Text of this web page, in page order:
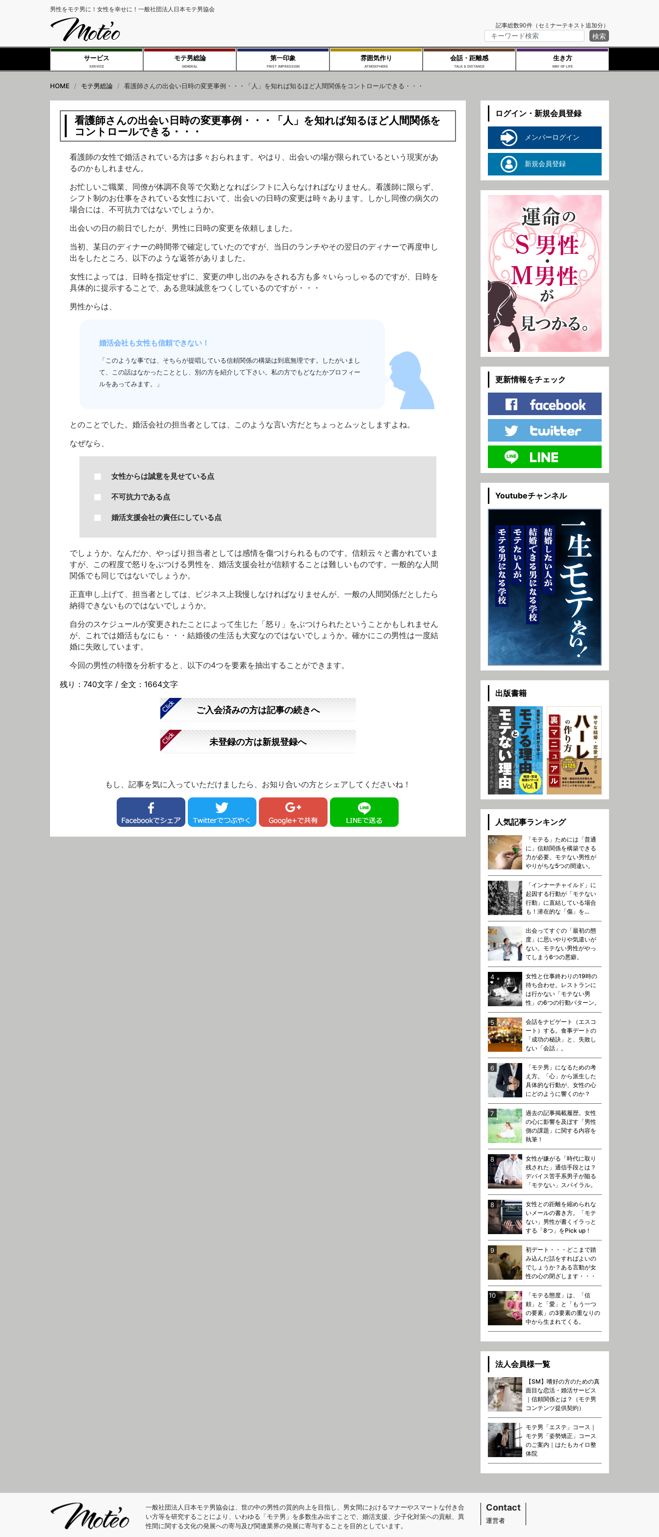
男性をモテ男に！女性を幸せに！一般社団法人日本モテ男協会
記事総数90件（セミナーテキスト追加分）
サービス
SERVICE
モテ男総論
GENERAL
第一印象
FIRST IMPRESSION
雰囲気作り
ATMOSPHERE
会話・距離感
TALK & DISTANCE
生き方
WAY OF LIFE
HOME モテ男総論 看護師さんの出会い日時の変更事例・・・「人」を知れば知るほど人間関係をコントロールできる・・・
看護師さんの出会い日時の変更事例・・・「人」を知れば知るほど人間関係を
コントロールできる・・・
看護師の女性で婚活されている方は多々おられます。やはり、出会いの場が限られているという現実があ
るのかもしれません。
お忙しいご職業、同僚が体調不良等で欠勤となればシフトに入らなければなりません。看護師に限らず、
シフト制のお仕事をされている女性において、出会いの日時の変更は時々あります。しかし同僚の病欠の
場合には、不可抗力ではないでしょうか。
出会いの日の前日でしたが、男性に日時の変更を依頼しました。
当初、某日のディナーの時間帯で確定していたのですが、当日のランチやその翌日のディナーで再度申し
出をしたところ、以下のような返答がありました。
女性によっては、日時を指定せずに、変更の申し出のみをされる方も多々いらっしゃるのですが、日時を
具体的に提示することで、ある意味誠意をつくしているのですが・・・
男性からは、
婚活会社も女性も信頼できない！
「このような事では、そちらが提唱している信頼関係の構築は到底無理です。したがいまし
て、この話はなかったこととし、別の方を紹介して下さい。私の方でもどなたかプロフィー
ルをあってみます。」
とのことでした。婚活会社の担当者としては、このような言い方だとちょっとムッとしますよね。
なぜなら、
女性からは誠意を見せている点
不可抗力である点
婚活支援会社の責任にしている点
でしょうか。なんだか、やっぱり担当者としては感情を傷つけられるものです。信頼云々と書かれていま
すが、この程度で怒りをぶつける男性を、婚活支援会社が信頼することは難しいものです。一般的な人間
関係でも同じではないでしょうか。
正直申し上げて、担当者としては、ビジネス上我慢しなければなりませんが、一般の人間関係だとしたら
納得できないものではないでしょうか。
自分のスケジュールが変更されたことによって生じた「怒り」をぶつけられたということかもしれません
が、これでは婚活もなにも・・・結婚後の生活も大変なのではないでしょうか。確かにこの男性は一度結
婚に失敗しています。
今回の男性の特徴を分析すると、以下の4つを要素を抽出することができます。
残り：740文字 / 全文：1664文字
ご入会済みの方は記事の続きへ
未登録の方は新規登録へ
もし、記事を気に入っていただけましたら、お知り合いの方とシェアしてくださいね！
ログイン・新規会員登録
メンバーログイン
新規会員登録
更新情報をチェック
Youtubeチャンネル
出版書籍
人気記事ランキング
「モテる」ためには「普通
に」信頼関係を構築できる
力が必要。モテない男性が
やりがちな5つの間違い。
「インナーチャイルド」に
起因する行動が「モテない
行動」に直結している場合
も！潜在的な「傷」を…
出会ってすぐの「最初の態
度」に思いやりや気遣いが
ない。モテない男性がやっ
てしまう6つの悪癖。
女性と仕事終わりの19時の
待ち合わせ。レストランに
は行かない「モテない男
性」の6つの行動パターン。
会話をナビゲート（エスコ
ート）する。食事デートの
「成功の秘訣」と、失敗し
ない「会話」。
「モテ男」になるための考
え方。「心」から派生した
具体的な行動が、女性の心
にどのように響くのか？
過去の記事掲載履歴。女性
の心に影響を及ぼす「男性
側の課題」に関する内容を
執筆！
女性が嫌がる「時代に取り
残された」通信手段とは？
デバイス苦手系男子が陥る
「モテない」スパイラル。
女性との距離を縮められな
いメールの書き方。「モテ
ない」男性が書くイラっと
する「8つ」をPick up！
初デート・・・どこまで踏
み込んだ話をすればよいの
でしょうか？ある言動が女
性の心の閉ざします・・・
「モテる態度」は、「信
頼」と「愛」と「もう一つ
の要素」の3要素の重なりの
中から生まれてくる。
法人会員様一覧
【SM】嗜好の方のための真
面目な恋活・婚活サービス
｜信頼関係とは？（モテ男
コンテンツ提供契約）
モテ男「エステ」コース｜
モテ男「姿勢矯正」コース
のご案内｜はたもカイロ整
体院
一般社団法人日本モテ男協会は、世の中の男性の質的向上を目指し、男女間におけるマナーやスマートな付き合
い方等を研究することにより、いわゆる「モテ男」を多数生み出すことで、婚活支援、少子化対策への貢献、異
性間に関する文化の発展への寄与及び関連業界の発展に寄与することを目的としています。
Contact
運営者